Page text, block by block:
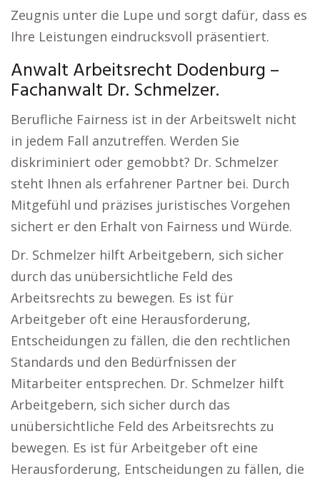
Zeugnis unter die Lupe und sorgt dafür, dass es
Ihre Leistungen eindrucksvoll präsentiert.
Anwalt Arbeitsrecht Dodenburg –
Fachanwalt Dr. Schmelzer.
Berufliche Fairness ist in der Arbeitswelt nicht
in jedem Fall anzutreffen. Werden Sie
diskriminiert oder gemobbt? Dr. Schmelzer
steht Ihnen als erfahrener Partner bei. Durch
Mitgefühl und präzises juristisches Vorgehen
sichert er den Erhalt von Fairness und Würde.
Dr. Schmelzer hilft Arbeitgebern, sich sicher
durch das unübersichtliche Feld des
Arbeitsrechts zu bewegen. Es ist für
Arbeitgeber oft eine Herausforderung,
Entscheidungen zu fällen, die den rechtlichen
Standards und den Bedürfnissen der
Mitarbeiter entsprechen. Dr. Schmelzer hilft
Arbeitgebern, sich sicher durch das
unübersichtliche Feld des Arbeitsrechts zu
bewegen. Es ist für Arbeitgeber oft eine
Herausforderung, Entscheidungen zu fällen, die